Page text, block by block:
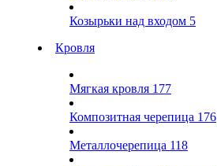
Козырьки над входом 5
Кровля
Мягкая кровля 177
Композитная черепица 176
Металлочерепица 118